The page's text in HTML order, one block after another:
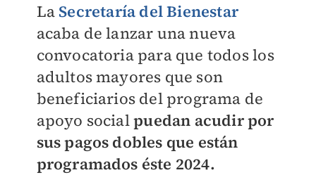
La Secretaría del Bienestar
acaba de lanzar una nueva
convocatoria para que todos los
adultos mayores que son
beneficiarios del programa de
apoyo socialpuedan acudir por
sus pagos dobles que están
programados éste 2024.